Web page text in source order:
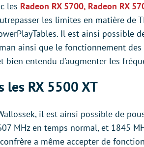
les Radeon RX 5700, Radeon RX
les limites en matière de
Il est ainsi possible
ainsi que le fonctionnement
bien entendu d’augmenter les
les RX 5500 XT
il est ainsi possible de
MHz en temps normal, et 1845
confrère a même accepter de